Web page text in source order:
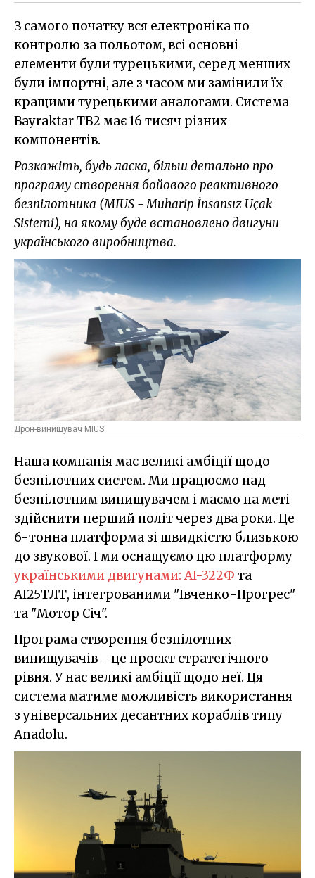
З самого початку вся електроніка по
контролю за польотом, всі основні
елементи були турецькими, серед менших
були імпортні, але з часом ми замінили їх
кращими турецькими аналогами. Система
Bayraktar TB2 має 16 тисяч різних
компонентів.
Розкажіть, будь ласка, більш детально про
програму створення бойового реактивного
безпілотника (MІUS - Muharip İnsansız Uçak
Sistemi), на якому буде встановлено двигуни
українського виробництва.
Дрон-винищувач MІUS
Наша компанія має великі амбіції щодо
безпілотних систем. Ми працюємо над
безпілотним винищувачем і маємо на меті
здійснити перший політ через два роки. Це
6-тонна платформа зі швидкістю близькою
до звукової. І ми оснащуємо цю платформу
українськими двигунами: AI-322Ф та
АІ25TЛТ, інтегрованими "Івченко-Прогрес"
та "Мотор Січ".
Програма створення безпілотних
винищувачів - це проєкт стратегічного
рівня. У нас великі амбіції щодо неї. Ця
система матиме можливість використання
з універсальних десантних кораблів типу
Anadolu.